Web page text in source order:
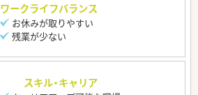
ワークライフバランス
お休みが取りやすい
残業が少ない
スキル・キャリア